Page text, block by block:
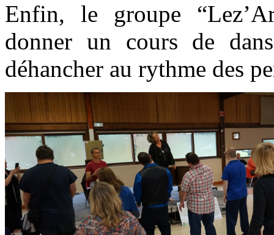
Enfin, le groupe
donner un cours de
déhancher au rythme des